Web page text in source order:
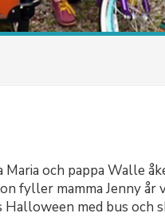
och pappa Walle
fyller mamma Jenny år
med bus och